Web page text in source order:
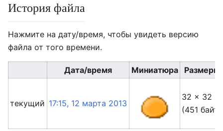
История файла
Нажмите на дату/время, чтобы увидеть версию
файла от того времени.
Дата/время Миниатюра Размеры
текущий 17:15, 12 марта 2013
32 × 32
(451 байт)